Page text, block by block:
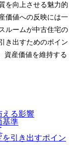
を向上させる魅力的
価値への反映には一
ルームが中古住宅の
き出すためのポイン
資産価値を維持する
える影響
基準
引き出すポイン